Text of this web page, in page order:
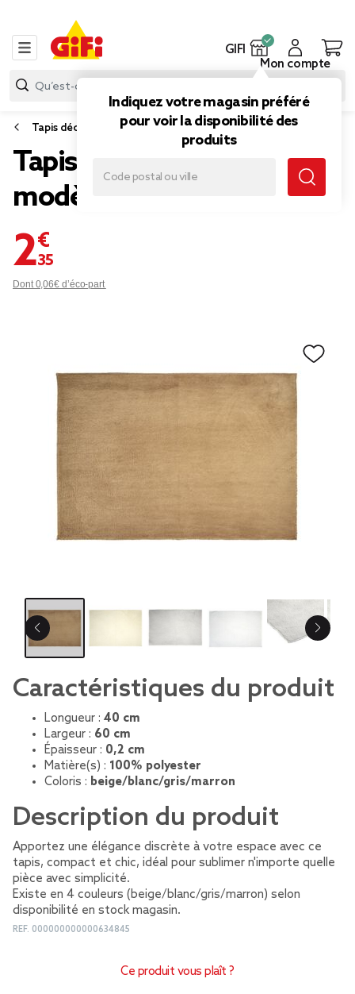
GIFI
Indiquez votre magasin préféré
pour voir la disponibilité des
produits
Mon compte
Tapis déco
Tapis uni 40x60cm (4
modèles)
2,35 €
Dont 0,06€ d’éco-part
Caractéristiques du produit
Longueur : 40 cm
Largeur : 60 cm
Épaisseur : 0,2 cm
Matière(s) : 100% polyester
Coloris : beige/blanc/gris/marron
Description du produit
Apportez une élégance discrète à votre espace avec ce
tapis, compact et chic, idéal pour sublimer n'importe quelle
pièce avec simplicité.
Existe en 4 couleurs (beige/blanc/gris/marron) selon
disponibilité en stock magasin.
REF. 000000000000634845
Ce produit vous plaît ?